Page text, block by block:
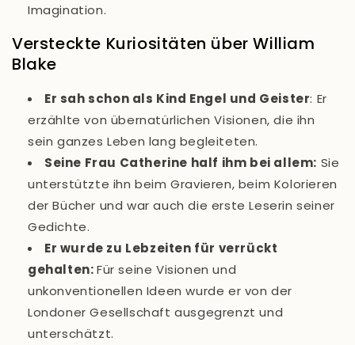
Imagination.
Versteckte Kuriositäten über William
Blake
Er sah schon als Kind Engel und Geister: Er
erzählte von übernatürlichen Visionen, die ihn
sein ganzes Leben lang begleiteten.
Seine Frau Catherine half ihm bei allem: Sie
unterstützte ihn beim Gravieren, beim Kolorieren
der Bücher und war auch die erste Leserin seiner
Gedichte.
Er wurde zu Lebzeiten für verrückt
gehalten:Für seine Visionen und
unkonventionellen Ideen wurde er von der
Londoner Gesellschaft ausgegrenzt und
unterschätzt.